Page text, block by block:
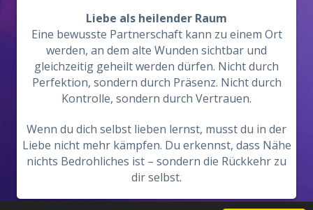
Liebe als heilender Raum
Eine bewusste Partnerschaft kann zu einem Ort
werden, an dem alte Wunden sichtbar und
gleichzeitig geheilt werden dürfen. Nicht durch
Perfektion, sondern durch Präsenz. Nicht durch
Kontrolle, sondern durch Vertrauen.
Wenn du dich selbst lieben lernst, musst du in der
Liebe nicht mehr kämpfen. Du erkennst, dass Nähe
nichts Bedrohliches ist – sondern die Rückkehr zu
dir selbst.